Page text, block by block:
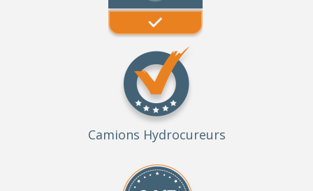
Camions Hydrocureurs